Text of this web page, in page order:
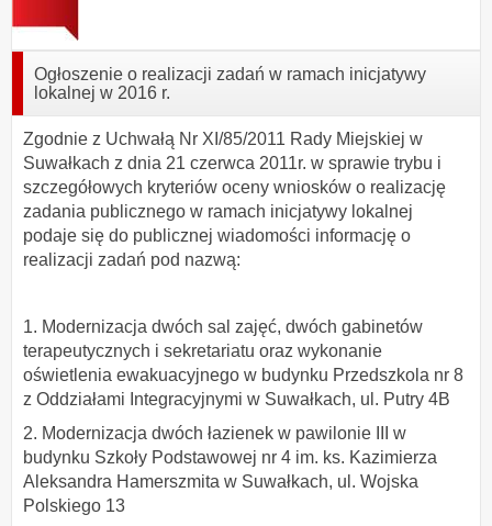
Ogłoszenie o realizacji zadań w ramach inicjatywy
lokalnej w 2016 r.
Zgodnie z Uchwałą Nr XI/85/2011 Rady Miejskiej w
Suwałkach z dnia 21 czerwca 2011r. w sprawie trybu i
szczegółowych kryteriów oceny wniosków o realizację
zadania publicznego w ramach inicjatywy lokalnej
podaje się do publicznej wiadomości informację o
realizacji zadań pod nazwą:
1. Modernizacja dwóch sal zajęć, dwóch gabinetów
terapeutycznych i sekretariatu oraz wykonanie
oświetlenia ewakuacyjnego w budynku Przedszkola nr 8
z Oddziałami Integracyjnymi w Suwałkach, ul. Putry 4B
2. Modernizacja dwóch łazienek w pawilonie III w
budynku Szkoły Podstawowej nr 4 im. ks. Kazimierza
Aleksandra Hamerszmita w Suwałkach, ul. Wojska
Polskiego 13